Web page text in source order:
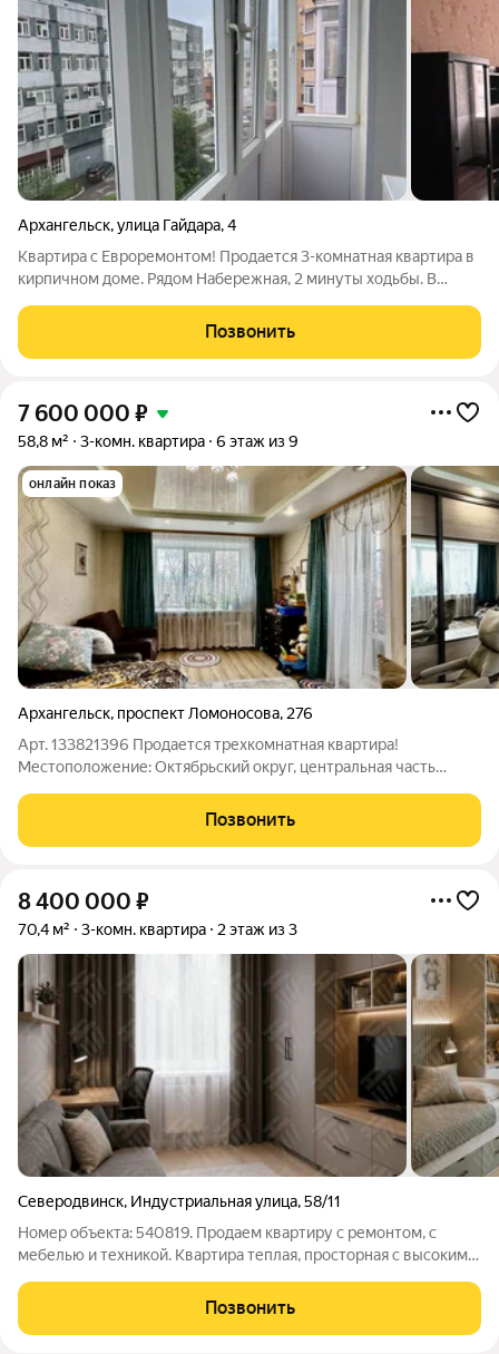
Архангельск,улица Гайдара,4
Квартира с Евроремонтом! Продается 3-комнатная квартира в
кирпичном доме. Рядом Набережная, 2 минуты ходьбы. В
всей квартире установлены стеклопакеты, на полу ламинат,
натяжные потолки. Сан.узел
Позвонить
7 600 000 ₽
58,8 м² 3-комн. квартира 6 этаж из 9
онлайн показ
Архангельск, проспект Ломоносова, 276
Арт. 133821396 Продается трехкомнатная квартира!
Местоположение: Октябрьский округ, центральная часть
раздельные Застекленная лоджия Качественный ремонт по
всей квартире: электрика, сантехника,
Позвонить
8 400 000 ₽
70,4 м² 3-комн. квартира 2 этаж из 3
Северодвинск, Индустриальная улица,58/11
Номер объекта: 540819. Продаем квартиру с ремонтом, с
мебелью и техникой. Квартира теплая, просторная с высокими
Квартира без обременений, быстрый выход на сделку
Звоните, ответим на все ваши
Позвонить